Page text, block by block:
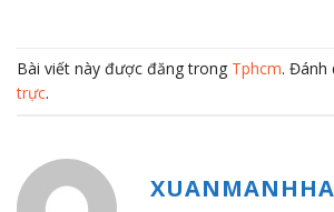
Bài viết này được đăng trong Tphcm. Đánh
trực.
XUANMANHHA